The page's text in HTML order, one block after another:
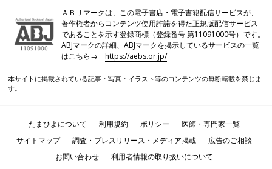
ＡＢＪマークは、この電子書店・電子書籍配信サービスが、
著作権者からコンテンツ使用許諾を得た正規版配信サービス
であることを示す登録商標（登録番号 第11091000号）です。
ABJマークの詳細、ABJマークを掲示しているサービスの一覧
はこちら→https://aebs.or.jp/
本サイトに掲載されている記事・写真・イラスト等のコンテンツの無断転載を禁じま
す。
たまひよについて 利用規約 ポリシー
医師・専門家一覧
サイトマップ
調査・プレスリリース・メディア掲載
広告のご相談
お問い合わせ
利用者情報の取り扱いについて